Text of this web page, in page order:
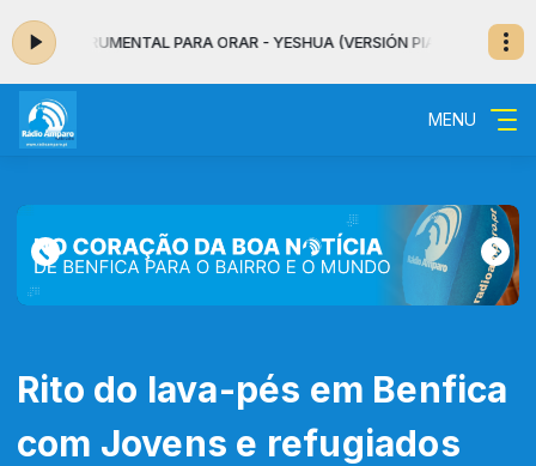
PARA ORAR - YESHUA (VERSIÓN PIANO)DENTRO DA
MENU
Rito do lava-pés em Benfica
com Jovens e refugiados